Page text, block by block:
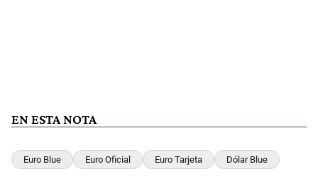
EN ESTA NOTA
Euro Blue Euro Oficial Euro Tarjeta Dólar Blue